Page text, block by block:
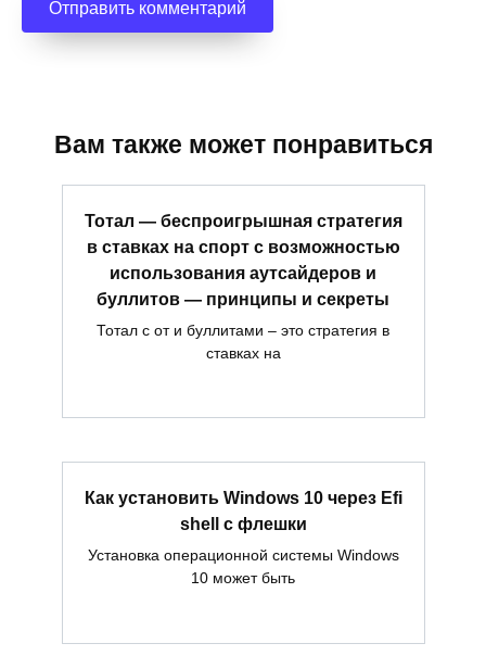
Вам также может понравиться
Тотал — беспроигрышная стратегия
в ставках на спорт с возможностью
использования аутсайдеров и
буллитов — принципы и секреты
Тотал с от и буллитами – это стратегия в
ставках на
Как установить Windows 10 через Efi
shell с флешки
Установка операционной системы Windows
10 может быть